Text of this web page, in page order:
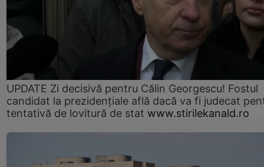
UPDATE Zi decisivă pentru Călin Georgescu! Fostul
candidat la prezidențiale află dacă va fi judecat
tentativă de lovitură de stat www.stirilekanald.ro